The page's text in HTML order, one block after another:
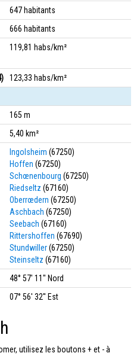
647 habitants
666 habitants
119,81 habs/km²
123,33 habs/km²
165 m
5,40 km²
Ingolsheim (67250)
Hoffen (67250)
Schœnenbourg (67250)
Riedseltz (67160)
Oberrœdern (67250)
Aschbach (67250)
Seebach (67160)
Rittershoffen (67690)
Stundwiller(67250)
Steinseltz (67160)
48° 57' 11'' Nord
07° 56' 32'' Est
utilisez les boutons + et - à